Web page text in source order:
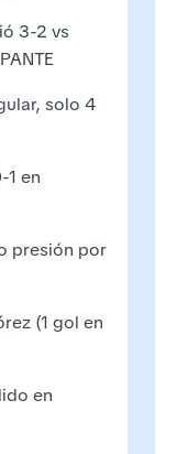
3-2 vs
solo 4
1 en
presión por
(1 gol en
en